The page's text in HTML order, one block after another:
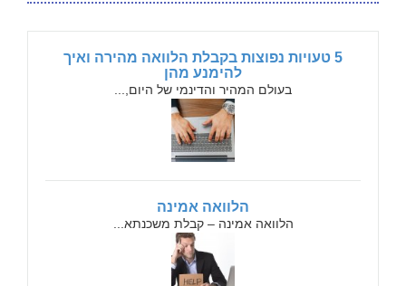
5 טעויות נפוצות בקבלת הלוואה מהירה ואיך
להימנע מהן
בעולם המהיר והדינמי של היום,...
הלוואה אמינה
הלוואה אמינה – קבלת משכנתא...